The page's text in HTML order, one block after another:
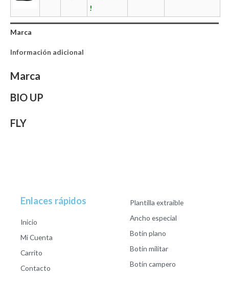
!
Marca
Información adicional
Marca
BIO UP
FLY
Enlaces rápidos
Inicio
Mi Cuenta
Carrito
Contacto
Plantilla extraible
Ancho especial
Botín plano
Botín militar
Botín campero